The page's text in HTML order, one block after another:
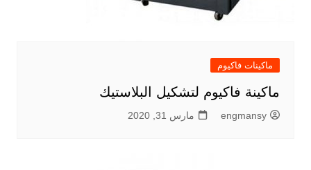
ماكينات فاكيوم
ماكينة فاكيوم لتشكيل البلاستيك
engmansy مارس 31, 2020